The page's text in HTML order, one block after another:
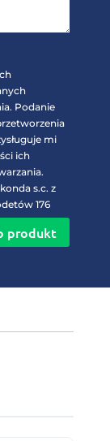
Podanie
mi
ich
s.c. z
176
produkt